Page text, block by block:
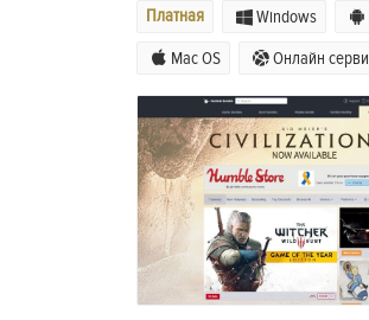
Платная Windows
Mac OS Онлайн